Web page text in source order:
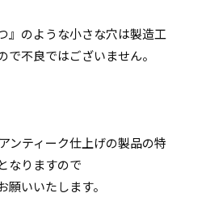
』のような小さな穴は製造工
で不良ではございません。
ンティーク仕上げの製品の特
なりますので
願いいたします。